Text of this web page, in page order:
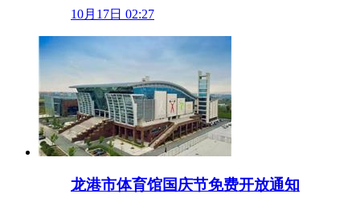
10月17日 02:27
龙港市体育馆国庆节免费开放通知